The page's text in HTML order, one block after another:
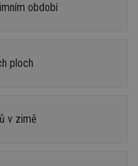
období
ploch
v zimě